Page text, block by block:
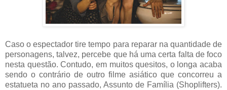
Caso o espectador tire tempo para reparar na quantidade de
personagens, talvez, percebe que há uma certa falta de foco
nesta questão. Contudo, em muitos quesitos, o longa acaba
sendo o contrário de outro filme asiático que concorreu a
estatueta no ano passado, Assunto de Família (Shoplifters).